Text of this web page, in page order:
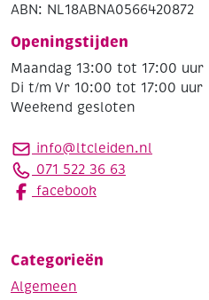
ABN: NL18ABNA0566420872
Openingstijden
Maandag 13:00 tot 17:00 uur
Di t/m Vr 10:00 tot 17:00 uur
Weekend gesloten
info@ltcleiden.nl
071 522 36 63
facebook
Categorieën
Algemeen